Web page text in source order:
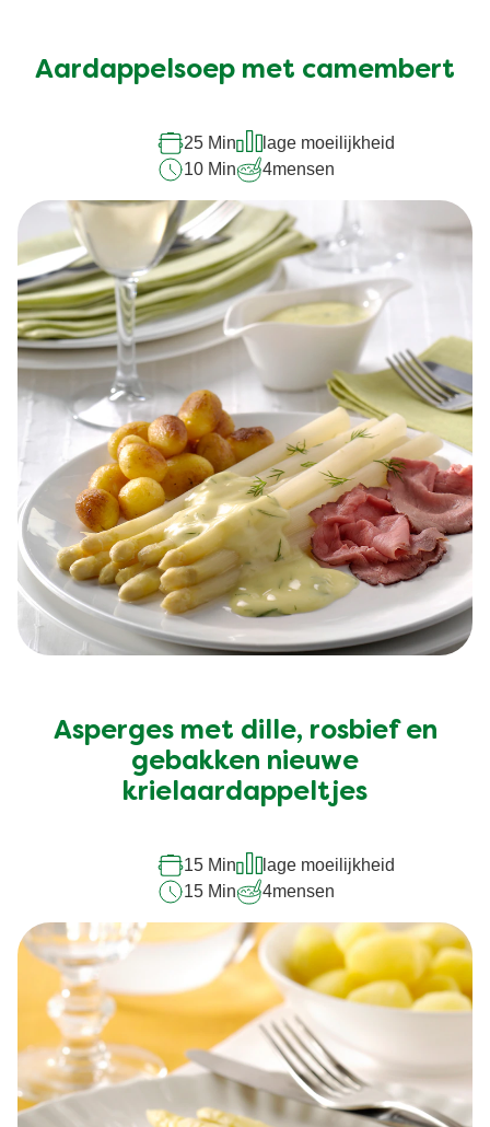
Aardappelsoep met camembert
25 Min
lage moeilijkheid
10 Min
4mensen
Asperges met dille, rosbief en
gebakken nieuwe
krielaardappeltjes
15 Min
lage moeilijkheid
15 Min
4mensen